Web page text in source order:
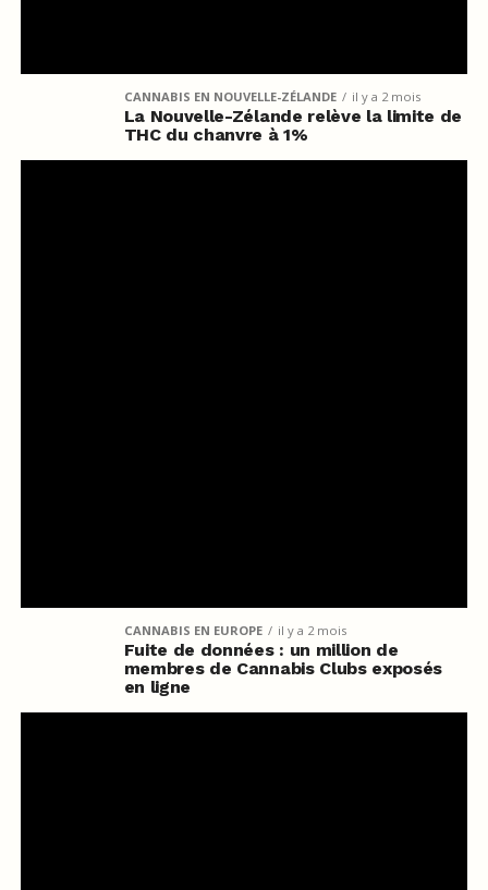
CANNABIS EN NOUVELLE-ZÉLANDE il y a 2 mois
La Nouvelle-Zélande relève la limite de
THC du chanvre à 1%
CANNABIS EN EUROPE il y a 2 mois
Fuite de données : un million de
membres de Cannabis Clubs exposés
en ligne